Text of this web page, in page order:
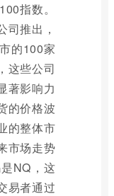
指数。
司推出，
的100家
这些公司
著影响力
的价格波
的整体市
市场走势
NQ，这
易者通过